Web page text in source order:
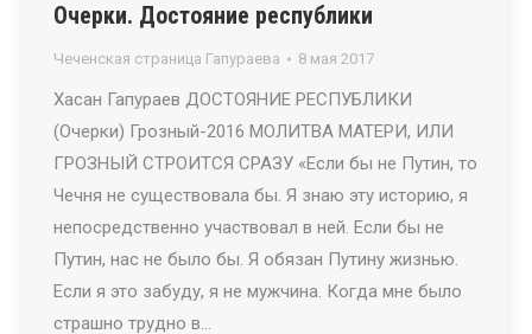
Очерки. Достояние республики
Чеченская страница Гапураева 8 мая 2017
Хасан Гапураев ДОСТОЯНИЕ РЕСПУБЛИКИ
(Очерки) Грозный-2016 МОЛИТВА МАТЕРИ, ИЛИ
ГРОЗНЫЙ СТРОИТСЯ СРАЗУ «Если бы не Путин, то
Чечня не существовала бы. Я знаю эту историю, я
непосредственно участвовал в ней. Если бы не
Путин, нас не было бы. Я обязан Путину жизнью.
Если я это забуду, я не мужчина. Когда мне было
страшно трудно в…